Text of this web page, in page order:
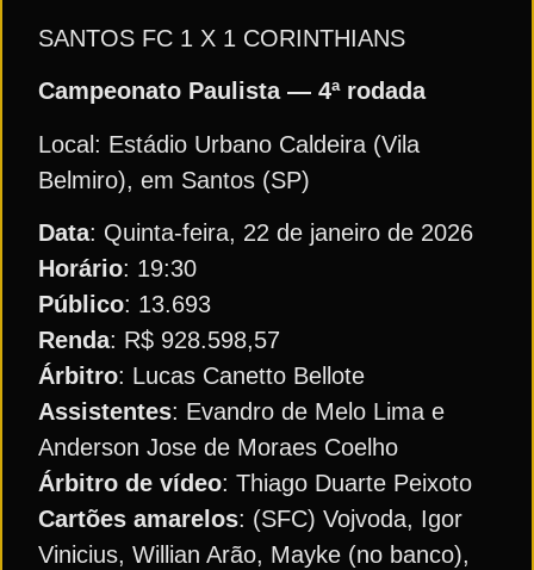
SANTOS FC 1 X 1 CORINTHIANS
Campeonato Paulista — 4ª rodada
Local: Estádio Urbano Caldeira (Vila
Belmiro), em Santos (SP)
Data: Quinta-feira, 22 de janeiro de 2026
Horário: 19:30
Público: 13.693
Renda: R$ 928.598,57
Árbitro: Lucas Canetto Bellote
Assistentes: Evandro de Melo Lima e
Anderson Jose de Moraes Coelho
Árbitro de vídeo: Thiago Duarte Peixoto
Cartões amarelos: (SFC) Vojvoda, Igor
Vinicius, Willian Arão, Mayke (no banco),